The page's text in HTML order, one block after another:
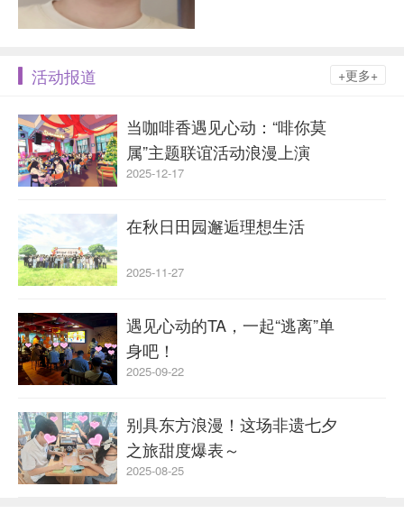
活动报道 +更多+
当咖啡香遇见心动：“啡你莫
属”主题联谊活动浪漫上演
2025-12-17
在秋日田园邂逅理想生活
2025-11-27
遇见心动的TA，一起“逃离”单
身吧！
2025-09-22
别具东方浪漫！这场非遗七夕
之旅甜度爆表～
2025-08-25